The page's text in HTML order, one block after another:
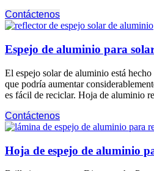
Contáctenos
Espejo de aluminio para
El espejo solar de aluminio está
que podría aumentar
es fácil de reciclar. Hoja de aluminio
Contáctenos
Hoja de espejo de aluminio